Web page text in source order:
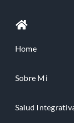
Home
Sobre Mi
Salud